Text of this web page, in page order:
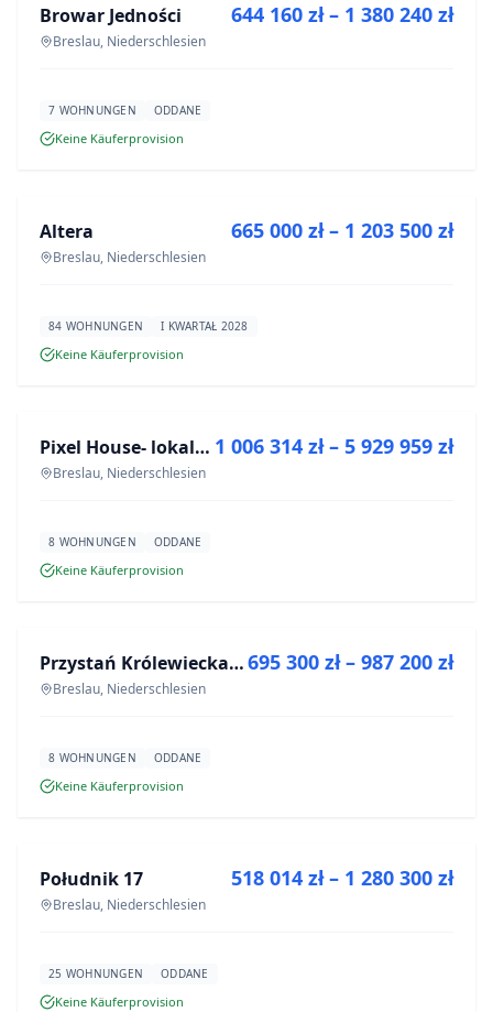
NEUBAU
Browar Jedności
Breslau, Niederschlesien
644 160 zł – 1 380 240 zł
7 WOHNUNGEN ODDANE
Keine Käuferprovision
NEUBAU
Altera
Breslau, Niederschlesien
665 000 zł – 1 203 500 zł
84 WOHNUNGEN I KWARTAŁ 2028
Keine Käuferprovision
NEUBAU Pixel House- lokale użytkowe
Breslau, Niederschlesien
1 006 314 zł – 5 929 959 zł
8 WOHNUNGEN ODDANE
Keine Käuferprovision
NEUBAU Przystań Królewiecka III
Breslau, Niederschlesien
695 300 zł – 987 200 zł
8 WOHNUNGEN ODDANE
Keine Käuferprovision
NEUBAU
Południk 17
Breslau, Niederschlesien
518 014 zł – 1 280 300 zł
25 WOHNUNGEN ODDANE
Keine Käuferprovision